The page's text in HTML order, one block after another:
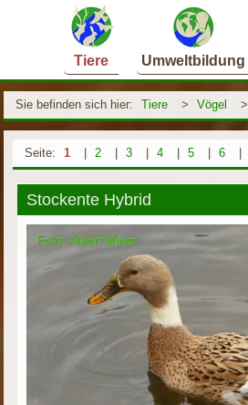
Tiere Umweltbildung
Sie befinden sich hier: Tiere > Vögel >
Seite: 1 | 2 | 3 | 4 | 5 | 6 |
Stockente Hybrid